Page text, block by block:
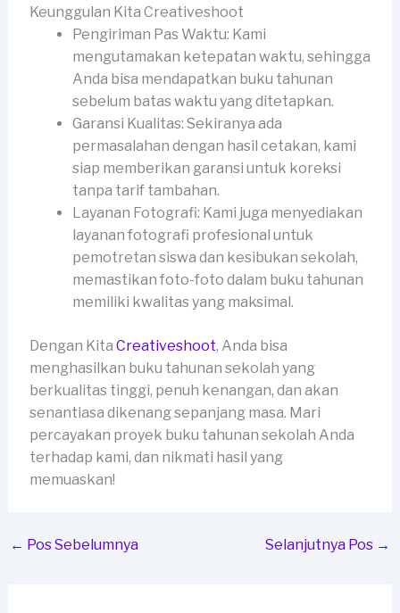
Keunggulan Kita Creativeshoot
Pengiriman Pas Waktu: Kami
mengutamakan ketepatan waktu, sehingga
Anda bisa mendapatkan buku tahunan
sebelum batas waktu yang ditetapkan.
Garansi Kualitas: Sekiranya ada
permasalahan dengan hasil cetakan, kami
siap memberikan garansi untuk koreksi
tanpa tarif tambahan.
Layanan Fotografi: Kami juga menyediakan
layanan fotografi profesional untuk
pemotretan siswa dan kesibukan sekolah,
memastikan foto-foto dalam buku tahunan
memiliki kwalitas yang maksimal.
Dengan Kita Creativeshoot, Anda bisa
menghasilkan buku tahunan sekolah yang
berkualitas tinggi, penuh kenangan, dan akan
senantiasa dikenang sepanjang masa. Mari
percayakan proyek buku tahunan sekolah Anda
terhadap kami, dan nikmati hasil yang
memuaskan!
← Pos Sebelumnya Selanjutnya Pos →